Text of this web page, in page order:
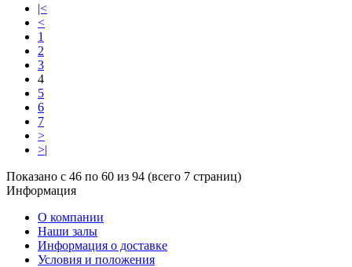
|<
<
1
2
3
4
5
6
7
>
>|
Показано с 46 по 60 из 94 (всего 7 страниц)
Информация
O компании
Наши залы
Информация о доставке
Условия и положения